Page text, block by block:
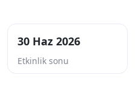
30 Haz 2026
Etkinlik sonu